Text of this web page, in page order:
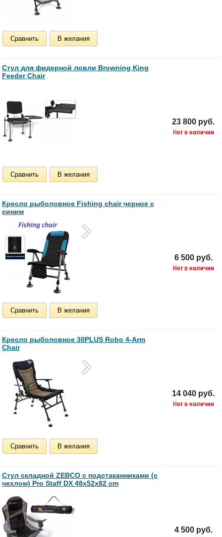
Сравнить В желания
Стул для фидерной ловли Browning King
Feeder Chair
Сравнить В желания
23 800 руб.
Кресло рыболовное Fishing chair черное с
синим
Сравнить В желания
6 500 руб.
Кресло рыболовное 30PLUS Robo 4-Arm
Chair
Сравнить В желания
14 040 руб.
Стул складной ZEBCO с подстаканниками (с
чехлом) Pro Staff DX 48x52x82 cm
4 500 руб.